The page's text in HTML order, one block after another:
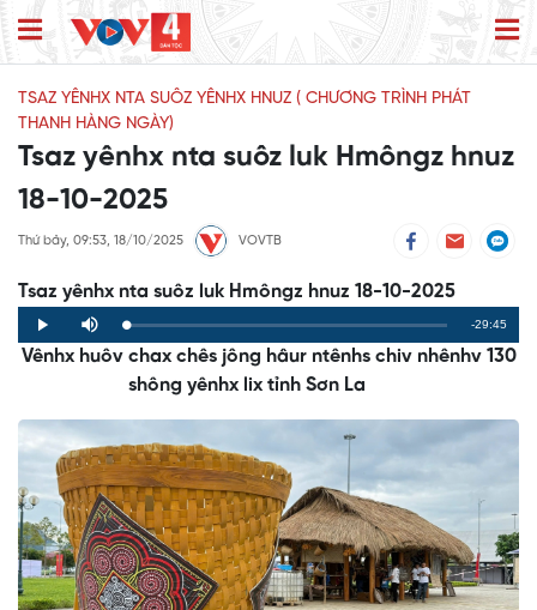
TSAZ YÊNHX NTA SUÔZ YÊNHX HNUZ ( CHƯƠNG TRÌNH PHÁT
THANH HÀNG NGÀY)
Tsaz yênhx nta suôz luk Hmôngz hnuz
18-10-2025
Thứ bảy, 09:53, 18/10/2025 VOVTB
Tsaz yênhx nta suôz luk Hmôngz hnuz 18-10-2025
Play Mute Loaded:
0%
Progress:
0%
Remaining
Time
-29:45
Vênhx huôv chax chês jông hâur ntênhs chiv nhênhv 130
shông yênhx lix tỉnh Sơn La